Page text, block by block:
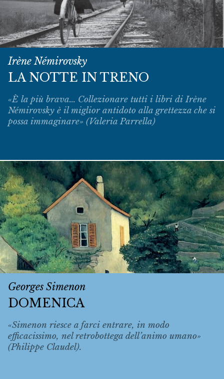
Irène Némirovsky
LA NOTTE IN TRENO
«È la più brava... Collezionare tutti i libri di Irène
Némirovsky è il miglior antidoto alla grettezza che si
possa immaginare» (Valeria Parrella)
Georges Simenon
DOMENICA
«Simenon riesce a farci entrare, in modo
efficacissimo, nel retrobottega dell’animo umano»
(Philippe Claudel).